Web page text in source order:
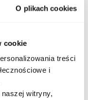
O plikach cookies
cookie
treści
i
witryny,